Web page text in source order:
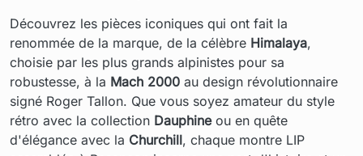
Découvrez les pièces iconiques qui ont fait la
renommée de la marque, de la célèbre Himalaya,
choisie par les plus grands alpinistes pour sa
robustesse, à la Mach 2000 au design révolutionnaire
signé Roger Tallon. Que vous soyez amateur du style
rétro avec la collection Dauphineou en quête
d'élégance avec la Churchill, chaque montre LIP